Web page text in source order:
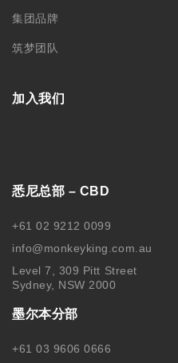
集团品牌
筑梦团队
加入我们
悉尼总部 – CBD
+61 02 9212 0099
info@monkeyking.com.au
Level 7, 309 Pitt Street
Sydney, NSW 2000
墨尔本分部
+61 03 9606 0666